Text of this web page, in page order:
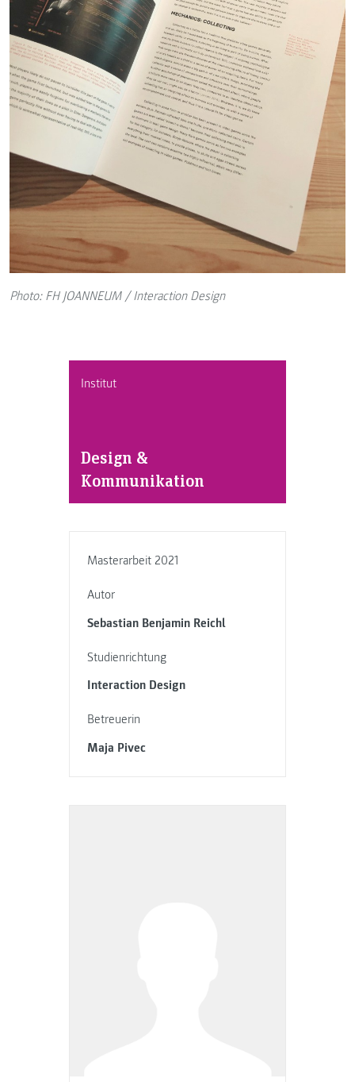
Institut
Design &
Kommunikation
Masterarbeit 2021
Autor
Sebastian Benjamin Reichl
Studienrichtung
Interaction Design
Betreuerin
Maja Pivec
Photo: FH JOANNEUM / Interaction Design